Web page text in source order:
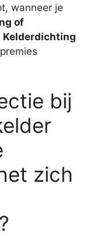
wanneer je
of
Kelderdichting
bij
zich